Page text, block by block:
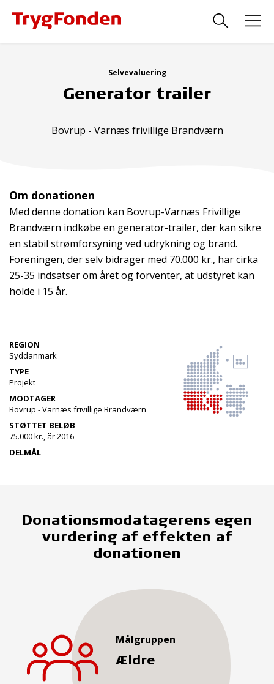
Selvevaluering
Generator trailer
Bovrup - Varnæs frivillige Brandværn
Om donationen
Med denne donation kan Bovrup-Varnæs Frivillige
Brandværn indkøbe en generator-trailer, der kan sikre
en stabil strømforsyning ved udrykning og brand.
Foreningen, der selv bidrager med 70.000 kr., har cirka
25-35 indsatser om året og forventer, at udstyret kan
holde i 15 år.
REGION
Syddanmark
TYPE
Projekt
MODTAGER
Bovrup - Varnæs frivillige Brandværn
STØTTET BELØB
75.000 kr., år 2016
DELMÅL
Donationsmodatagerens egen
vurdering af effekten af
donationen
Målgruppen
Ældre